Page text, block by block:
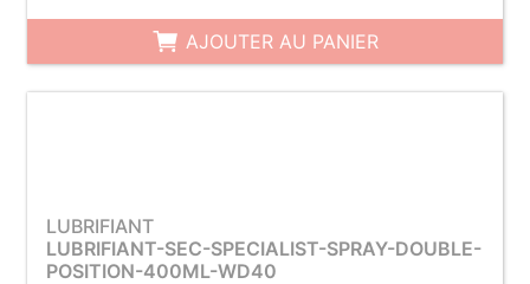
AJOUTER AU PANIER
LUBRIFIANT
LUBRIFIANT-SEC-SPECIALIST-SPRAY-DOUBLE-
POSITION-400ML-WD40